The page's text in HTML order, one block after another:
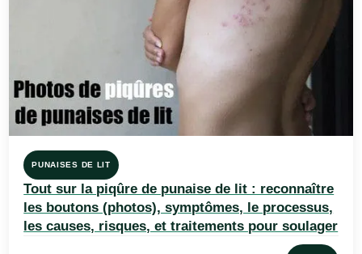
PUNAISES DE LIT
Tout sur la piqûre de punaise de lit : reconnaître
les boutons (photos), symptômes, le processus,
les causes, risques, et traitements pour soulager